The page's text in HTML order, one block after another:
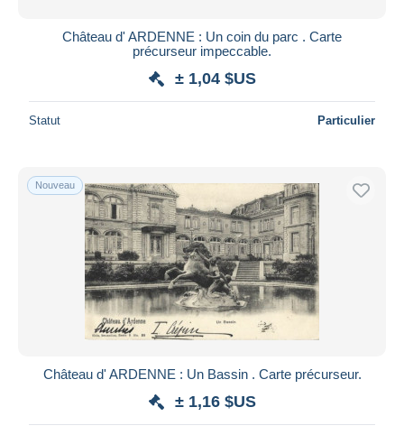
Château d' ARDENNE : Un coin du parc . Carte
précurseur impeccable.
± 1,04 $US
Statut Particulier
Nouveau
Château d' ARDENNE : Un Bassin . Carte précurseur.
± 1,16 $US